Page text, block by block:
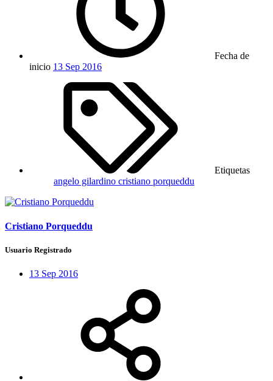
Fecha de
inicio 13 Sep 2016
Etiquetas
angelo gilardino cristiano porqueddu
Cristiano Porqueddu
Usuario Registrado
13 Sep 2016